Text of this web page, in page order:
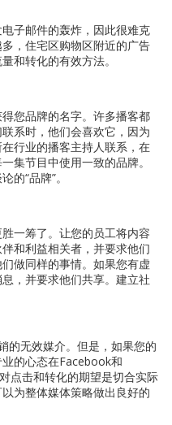
子邮件的轰炸，因此很难克
，住宅区购物区附近的广告
和转化的有效方法。
您品牌的名字。许多播客都
系时，他们会喜欢它，因为
行业的播客主持人联系，在
集节目中使用一致的品牌。
的“品牌”。
一筹了。让您的员工将内容
和利益相关者，并要求他们
做同样的事情。如果您有虚
，并要求他们共享。建立社
的无效媒介。但是，如果您的
的心态在Facebook和
点击和转化的期望是切合实际
为整体媒体策略做出良好的